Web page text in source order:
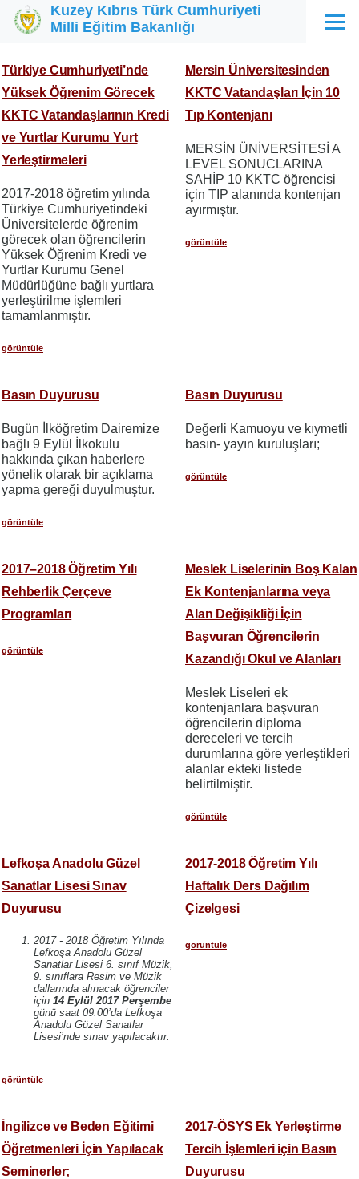
Ana içeriğe atla
Kuzey Kıbrıs Türk Cumhuriyeti
Milli Eğitim Bakanlığı
Menü
Türkiye Cumhuriyeti’nde
Yüksek Öğrenim Görecek
KKTC Vatandaşlarının Kredi
ve Yurtlar Kurumu Yurt
Yerleştirmeleri
2017-2018 öğretim yılında
Türkiye Cumhuriyetindeki
Üniversitelerde öğrenim
görecek olan öğrencilerin
Yüksek Öğrenim Kredi ve
Yurtlar Kurumu Genel
Müdürlüğüne bağlı yurtlara
yerleştirilme işlemleri
tamamlanmıştır.
görüntüle
Mersin Üniversitesinden
KKTC Vatandaşları İçin 10
Tıp Kontenjanı
MERSİN ÜNİVERSİTESİ A
LEVEL SONUCLARINA
SAHİP 10 KKTC öğrencisi
için TIP alanında kontenjan
ayırmıştır.
görüntüle
Basın Duyurusu
Bugün İlköğretim Dairemize
bağlı 9 Eylül İlkokulu
hakkında çıkan haberlere
yönelik olarak bir açıklama
yapma gereği duyulmuştur.
görüntüle
Basın Duyurusu
Değerli Kamuoyu ve kıymetli
basın- yayın kuruluşları;
görüntüle
2017–2018 Öğretim Yılı
Rehberlik Çerçeve
Programları
görüntüle
Meslek Liselerinin Boş Kalan
Ek Kontenjanlarına veya
Alan Değişikliği İçin
Başvuran Öğrencilerin
Kazandığı Okul ve Alanları
Meslek Liseleri ek
kontenjanlara başvuran
öğrencilerin diploma
dereceleri ve tercih
durumlarına göre yerleştikleri
alanlar ekteki listede
belirtilmiştir.
görüntüle
Lefkoşa Anadolu Güzel
Sanatlar Lisesi Sınav
Duyurusu
2017 - 2018 Öğretim Yılında
Lefkoşa Anadolu Güzel
Sanatlar Lisesi 6. sınıf Müzik,
9. sınıflara Resim ve Müzik
dallarında alınacak öğrenciler
için 14 Eylül 2017 Perşembe
günü saat 09.00’da Lefkoşa
Anadolu Güzel Sanatlar
Lisesi’nde sınav yapılacaktır.
görüntüle
2017-2018 Öğretim Yılı
Haftalık Ders Dağılım
Çizelgesi
görüntüle
İngilizce ve Beden Eğitimi
Öğretmenleri İçin Yapılacak
Seminerler;
2017-ÖSYS Ek Yerleştirme
Tercih İşlemleri için Basın
Duyurusu